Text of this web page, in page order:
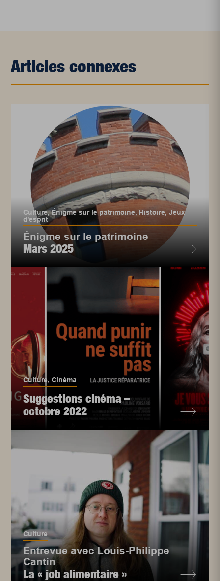
Articles connexes
Culture,Énigme sur le patrimoine,Histoire,Jeux
d'esprit
Énigme sur le patrimoine
Mars 2025
Culture,Cinéma
Suggestions cinéma –
octobre 2022
Culture
Entrevue avec Louis-Philippe
Cantin
La « job alimentaire »